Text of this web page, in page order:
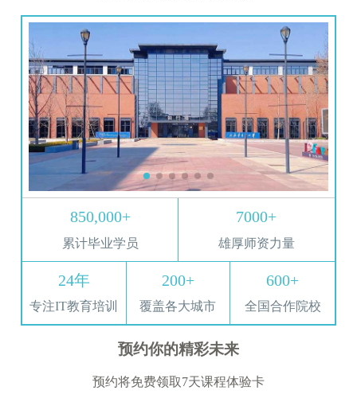
850,000+
累计毕业学员
7000+
雄厚师资力量
24年
专注IT教育培训
200+
覆盖各大城市
600+
全国合作院校
预约你的精彩未来
预约将免费领取7天课程体验卡